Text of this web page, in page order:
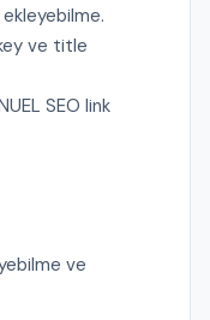
ekleyebilme.
ve title
SEO link
ve